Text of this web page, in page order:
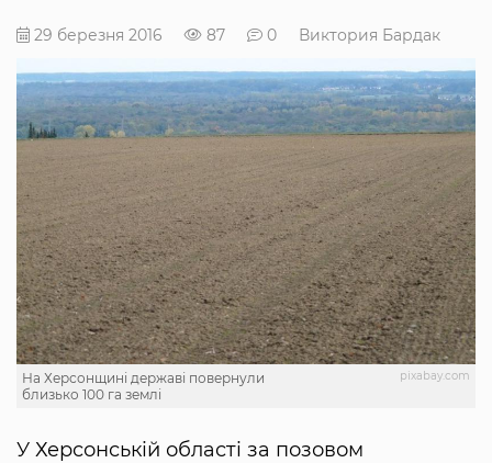
29 березня 2016 87 0 Виктория Бардак
pixabay.com
На Херсонщині державі повернули
близько 100 га землі
У Херсонській області за позовом